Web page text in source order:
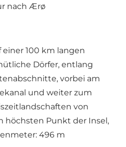
nach Ærø
einer 100 km langen
Dörfer, entlang
vorbei am
und weiter zum
von
höchsten Punkt der Insel,
496 m